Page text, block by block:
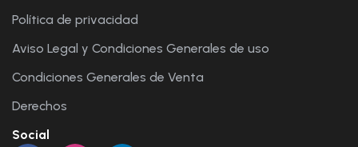
Política de privacidad
Aviso Legal y Condiciones Generales de uso
Condiciones Generales de Venta
Derechos
Social